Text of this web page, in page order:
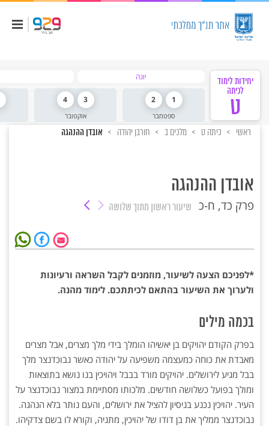
יחידות לימוד
לכיתה
ט
יונה
ספטמבר
1
2
אוקטובר
3
4
ראשי כיתה ט מלכים ב חורבן יהודה אובדן ההנהגה
אובדן ההנהגה
פרק כד, ח-כ שיעור ראשון מתוך שלושה
*לפניכם הצעה לשיעור, מוזמנים לקבל השראה ורעיונות
ולערוך את השיעור בהתאם לכיתתכם. לימוד מהנה.
בכמה מילים
בפרק הקודם יהויקים בן יאשיהו הומלך בידי מלך מצרים, אבל מצרים
מאבדת את כוחה כמעצמה משפיעה על יהודה כאשר נבוכדנצר מלך
בבל מגיע לירושלים. יהויקים מורד בבבל ויהויכין בנו נושא בתוצאות
ומולך בפועל כשלושה חודשים. מלכותו מסתיימת במצור נבוכדנצר על
העיר. יהויכין נכנע בניסיון להציל את ירושלים, והעם נותר בלא הנהגה.
נבוכדנצר ממליך את בן דודו של יהויכין, מתניה, וקורא לו בשם צדקיהו.